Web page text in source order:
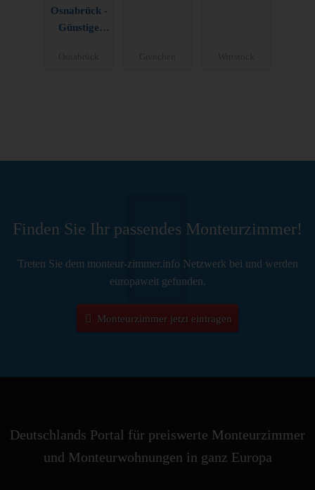
Osnabrück -
Günstige
Finden Sie Ihr passendes Monteurzimmer!
Treten Sie dem monteur-zimmer.info Netzwerk bei und werden
europaweit gefunden.
Monteurzimmer jetzt eintragen
Deutschlands Portal für preiswerte Monteurzimmer
und Monteurwohnungen in ganz Europa